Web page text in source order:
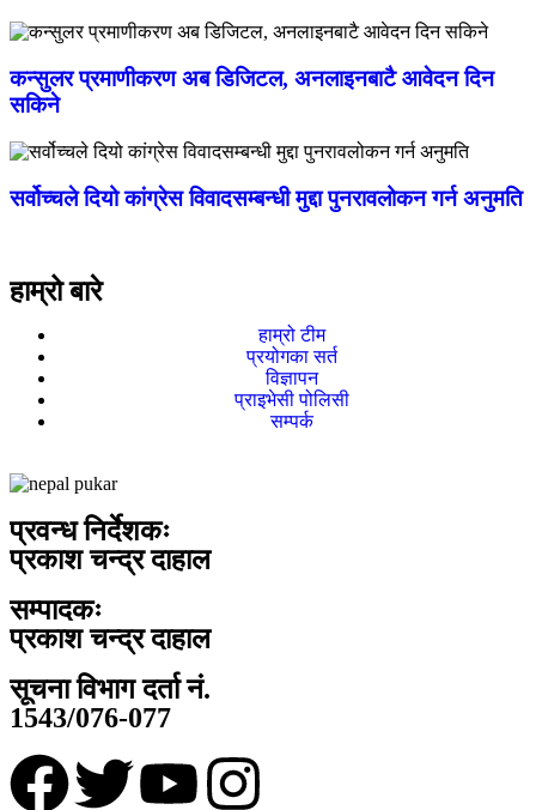
कन्सुलर प्रमाणीकरण अब डिजिटल, अनलाइनबाटै आवेदन दिन
सकिने
सर्वोच्चले दियो कांग्रेस विवादसम्बन्धी मुद्दा पुनरावलोकन गर्न अनुमति
हाम्रो बारे
हाम्रो टीम
प्रयोगका सर्त
विज्ञापन
प्राइभेसी पोलिसी
सम्पर्क
प्रवन्ध निर्देशकः
प्रकाश चन्द्र दाहाल
सम्पादकः
प्रकाश चन्द्र दाहाल
सूचना विभाग दर्ता नं.
1543/076-077